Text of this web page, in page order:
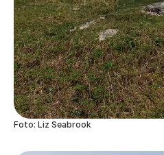
Foto: Liz Seabrook